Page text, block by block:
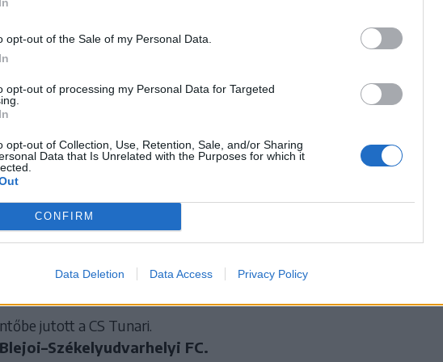
opt-out of the Sale of my Personal Data.
opt-out of processing my Personal Data for Targeted
opt-out of Collection, Use, Retention, Sale, and/or Sharing
Data that Is Unrelated with the Purposes for which it
CONFIRM
Data Deletion Data Access Privacy Policy
A bennmaradásért vívott osztályozó első mérkőzésén a
1–0-ra győzött az Újszentesi SK otthonában, így előnyből
i, 11 órától kezdődő visszavágót.
vívott osztályozók párosításai
jutott az FC Bacău.
Miroslava–Unirea Braniștea.
Leordeni,
Dinamo.
jutott a CS Tunari.
FC.